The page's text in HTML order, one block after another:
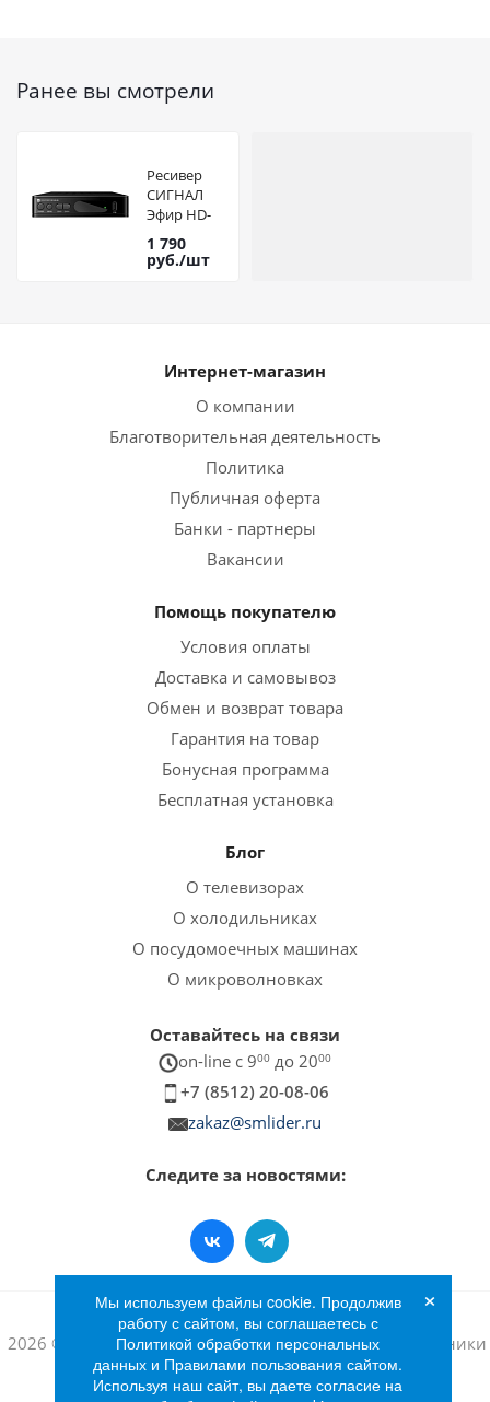
Ранее вы смотрели
Ресивер
СИГНАЛ
Эфир HD-
555 DVB-T2
1 790
руб./шт
Интернет-магазин
О компании
Благотворительная деятельность
Политика
Публичная оферта
Банки - партнеры
Вакансии
Помощь покупателю
Условия оплаты
Доставка и самовывоз
Обмен и возврат товара
Гарантия на товар
Бонусная программа
Бесплатная установка
Блог
О телевизорах
О холодильниках
О посудомоечных машинах
О микроволновках
Оставайтесь на связи
on-line c 900 до 2000
+7 (8512) 20-08-06
zakaz@smlider.ru
Следите за новостями:
2026 © Интернет-магазин бытовой техники и электроники
«Лидер»
Мы используем файлы cookie. Продолжив
работу с сайтом, вы соглашаетесь с
Политикой обработки персональных
данных и Правилами пользования сайтом.
Используя наш сайт, вы даете согласие на
×